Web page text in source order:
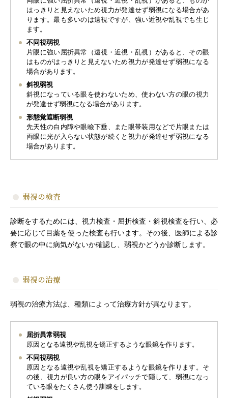
はっきりと見えないため視力が発達せず弱視になる場合があ
ります。最も多いのは遠視ですが、強い近視や乱視でも生じ
ます。
不同視弱視
片眼に強い屈折異常（遠視・近視・乱視）があると、その眼
はものがはっきりと見えないため視力が発達せず弱視になる
場合があります。
斜視弱視
斜視になっている眼を使わないため、使わない方の眼の視力
が発達せず弱視になる場合があります。
形態覚遮断弱視
先天性の白内障や眼瞼下垂、また眼帯装用などで片眼または
両眼に光が入らない状態が続くと視力が発達せず弱視になる
場合があります。
弱視の検査
診断をするためには、視力検査・屈折検査・斜視検査を行い、必
要に応じて目薬を使った検査も行います。その後、医師による診
察で眼の中に病気がないか確認し、弱視かどうか診断します。
弱視の治療
弱視の治療方法は、種類によって治療方針が異なります。
屈折異常弱視
原因となる遠視や乱視を矯正するような眼鏡を作ります。
不同視弱視
原因となる遠視や乱視を矯正するような眼鏡を作ります。そ
の後、視力が良い方の眼をアイパッチで隠して、弱視になっ
ている眼をたくさん使う訓練をします。